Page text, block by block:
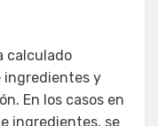
calculado
ingredientes y
En los casos en
ingredientes, se